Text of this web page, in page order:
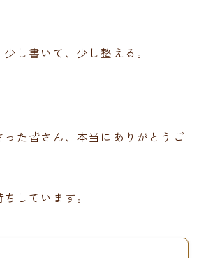
し書いて、少し整える。
た皆さん、本当にありがとうご
しています。